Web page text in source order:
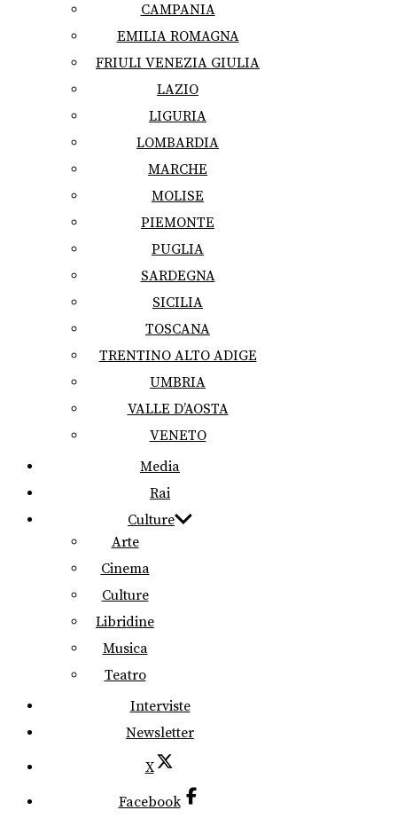
CAMPANIA
EMILIA ROMAGNA
FRIULI VENEZIA GIULIA
LAZIO
LIGURIA
LOMBARDIA
MARCHE
MOLISE
PIEMONTE
PUGLIA
SARDEGNA
SICILIA
TOSCANA
TRENTINO ALTO ADIGE
UMBRIA
VALLE D’AOSTA
VENETO
Media
Rai
Culture
Arte
Cinema
Culture
Libridine
Musica
Teatro
Interviste
Newsletter
X
Facebook